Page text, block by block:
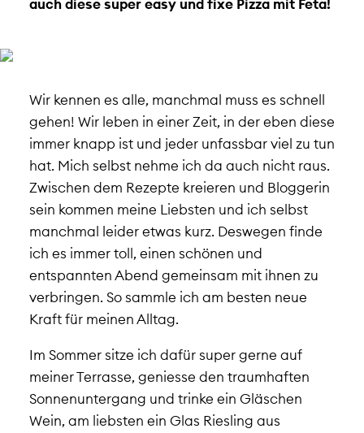
Wir kennen es alle, manchmal muss es schnell
gehen! Wir leben in einer Zeit, in der eben diese
immer knapp ist und jeder unfassbar viel zu tun
hat. Mich selbst nehme ich da auch nicht raus.
Zwischen dem Rezepte kreieren und Bloggerin
sein kommen meine Liebsten und ich selbst
manchmal leider etwas kurz. Deswegen finde
ich es immer toll, einen schönen und
entspannten Abend gemeinsam mit ihnen zu
verbringen. So sammle ich am besten neue
Kraft für meinen Alltag.
Im Sommer sitze ich dafür super gerne auf
meiner Terrasse, geniesse den traumhaften
Sonnenuntergang und trinke ein Gläschen
Wein, am liebsten ein Glas Riesling aus